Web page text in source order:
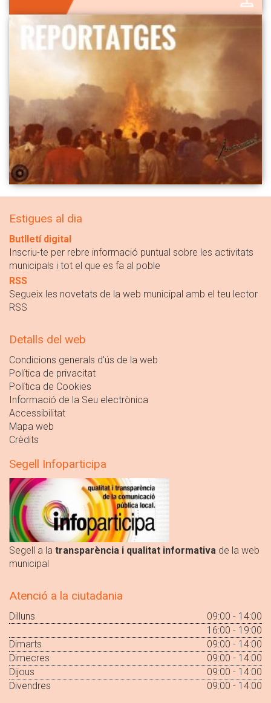
Estigues al dia
Butlletí digital
Inscriu-te per rebre informació puntual sobre les activitats
municipals i tot el que es fa al poble
RSS
Segueix les novetats de la web municipal amb el teu lector
RSS
Detalls del web
Condicions generals d'ús de la web
Política de privacitat
Política de Cookies
Informació de la Seu electrònica
Accessibilitat
Mapa web
Crèdits
Segell Infoparticipa
Segell a la transparència i qualitat informativa de la web
municipal
Atenció a la ciutadania
Dilluns
09:00 - 14:00
16:00 - 19:00
Dimarts
09:00 - 14:00
Dimecres
09:00 - 14:00
Dijous
09:00 - 14:00
Divendres
09:00 - 14:00